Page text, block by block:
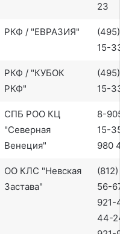
23
РКФ / "ЕВРАЗИЯ"
15-
РКФ / "КУБОК
РКФ"
15-
СПБ РОО КЦ
"Северная
Венеция"
8-
15-
980
ОО КЛС "Невская
Застава"
56-
921-
44-